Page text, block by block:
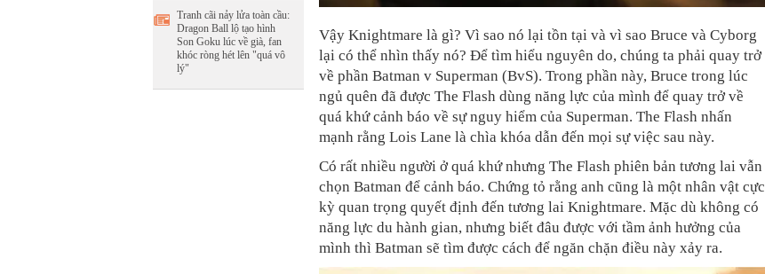
Tranh cãi nảy lửa toàn cầu:
Dragon Ball lộ tạo hình
Son Goku lúc về già, fan
khóc ròng hét lên "quá vô
lý"
Vậy Knightmare là gì? Vì sao nó lại tồn tại và vì sao Bruce và Cyborg
lại có thể nhìn thấy nó? Để tìm hiểu nguyên do, chúng ta phải quay trở
về phần Batman v Superman (BvS). Trong phần này, Bruce trong lúc
ngủ quên đã được The Flash dùng năng lực của mình để quay trở về
quá khứ cảnh báo về sự nguy hiểm của Superman. The Flash nhấn
mạnh rằng Lois Lane là chìa khóa dẫn đến mọi sự việc sau này.
Có rất nhiều người ở quá khứ nhưng The Flash phiên bản tương lai vẫn
chọn Batman để cảnh báo. Chứng tỏ rằng anh cũng là một nhân vật cực
kỳ quan trọng quyết định đến tương lai Knightmare. Mặc dù không có
năng lực du hành gian, nhưng biết đâu được với tầm ảnh hưởng của
mình thì Batman sẽ tìm được cách để ngăn chặn điều này xảy ra.